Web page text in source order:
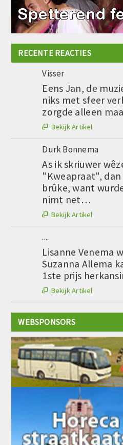
RECENTE REACTIES
Visser
Eens Jan, de
niks met sfeer
zorgde alleen
 Bekijk Artikel
Durk Bonnema
As ik skriuwer
"Kweapraat", dan
brûke, want
nimt net…
 Bekijk Artikel
....
Lisanne Venema
Suzanna Allema
1ste prijs
 Bekijk Artikel
WEBSPONSORS